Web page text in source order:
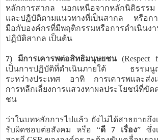
หลักการสากล นอกเหนือจากหลักนิติธรร
และปฏิบัติตามแนวทางที่เป็นสากล หรือกา
มือกับองค์กรที่มีพฤติกรรมหรือการดำเนินง
ปฏิบัติสากล เป็นต้น
7) มีการเคารพต่อสิทธิมนุษยชน(Respect
เป็นการปฏิบัติที่ดำเนินภายใต้ ธรรมนู
ระหว่างประเทศ อาทิ การเคารพและส่ง
การหลีกเลี่ยงการแสวงหาผลประโยชน์ที่ขั
ชน
ว่าในบทหลักการไปแล้ว ยังไม่ได้สาธยายถึ
รับผิดชอบต่อสังคม หรือ “ดี 7 เรื่อง” ซึ่ง